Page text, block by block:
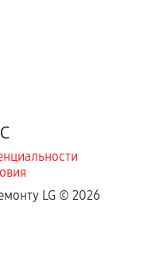
LG © 2026